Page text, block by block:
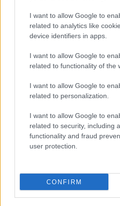
I want to allow Google to
related to analytics like
device identifiers in apps.
I want to allow Google to
related to functionality of the
I want to allow Google to
related to personalization.
I want to allow Google to
related to security, including
functionality and fraud
user protection.
CONFIRM